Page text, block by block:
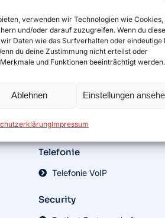
verwenden wir Technologien wie Cookies,
und/oder darauf zuzugreifen. Wenn du
Daten wie das Surfverhalten oder eindeutige
du deine Zustimmung nicht erteilst oder
und Funktionen beeinträchtigt werden.
Ablehnen Einstellungen
Impressum
RZL
Telefonie
Telefonie VoIP
Security